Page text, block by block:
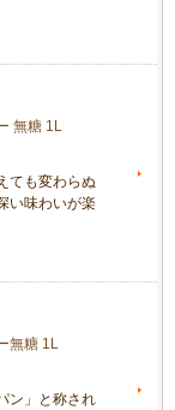
無糖 1L
ても変わらぬ
い味わいが楽
無糖 1L
ン」と称され